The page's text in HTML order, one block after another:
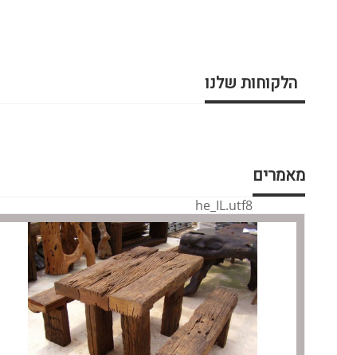
הלקוחות שלנו
מאמרים
he_IL.utf8